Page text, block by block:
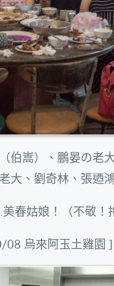
伯嵩）、鵬晏の老
大、劉奇林、張迺
春姑娘！（不敬！
08 烏來阿玉土雞園 ]